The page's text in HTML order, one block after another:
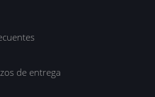
de entrega